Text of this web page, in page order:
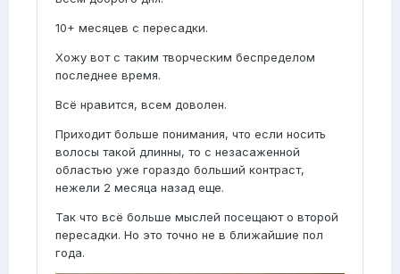
10+ месяцев с пересадки.
Хожу вот с таким творческим беспределом
последнее время.
Всё нравится, всем доволен.
Приходит больше понимания, что если носить
волосы такой длинны, то с незасаженной
областью уже гораздо больший контраст,
нежели 2 месяца назад еще.
Так что всё больше мыслей посещают о второй
пересадки. Но это точно не в ближайшие пол
года.